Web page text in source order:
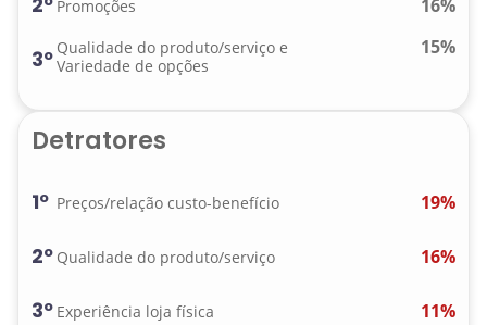
Promoções 16%
3º Qualidade do produto/serviço e
Variedade de opções
15%
Detratores
1º Preços/relação custo-benefício 19%
2º Qualidade do produto/serviço 16%
3º Experiência loja física 11%